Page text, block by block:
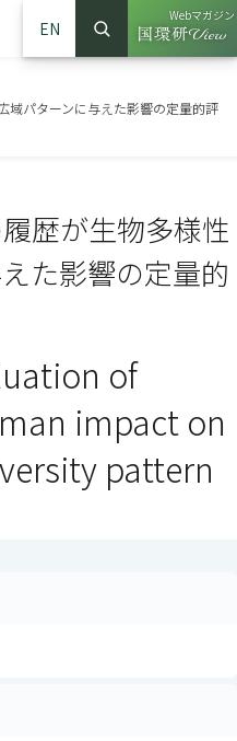
EN
サイト内検索
検索
Webマガジン
（別ウイ
域パターンに与えた影響の定量的評
歴が生物多様性
た影響の定量的
of
impact on
pattern